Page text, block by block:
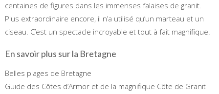
centaines de figures dans les immenses falaises de granit.
Plus extraordinaire encore, il n’a utilisé qu’un marteau et un
ciseau. C’est un spectacle incroyable et tout à fait magnifique.
En savoir plus sur la Bretagne
Belles plages de Bretagne
Guide des Côtes d’Armor et de la magnifique Côte de Granit